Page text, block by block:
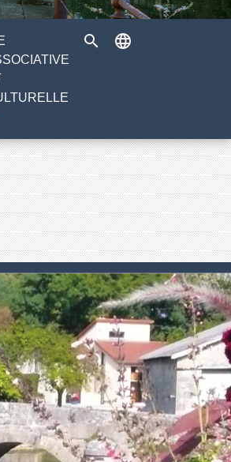
search language